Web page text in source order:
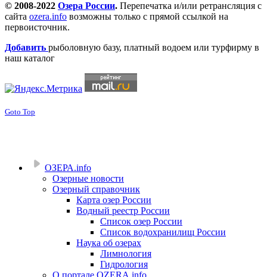
© 2008-2022 Озера России. Перепечатка и/или ретрансляция с
сайта ozera.info возможны только с прямой ссылкой на
первоисточник.
Добавить рыболовную базу, платный водоем или турфирму в
наш каталог
Goto Top
ОЗЕРА.info
Озерные новости
Озерный справочник
Карта озер России
Водный реестр России
Список озер России
Список водохранилищ России
Наука об озерах
Лимнология
Гидрология